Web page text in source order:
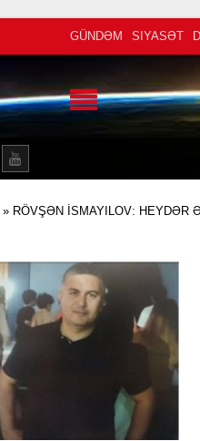
GÜNDƏM SIYASƏT
» RÖVŞƏN İSMAYILOV: HEYDƏR